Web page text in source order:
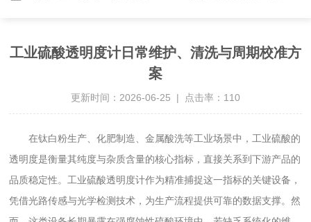
工业硫酸透明度计日常维护、清洗与周期校准方
案
更新时间：2026-06-25 | 点击率：110
在钛白粉生产、化肥制造、金属酸洗等工业场景中，工业硫酸的
透明度是衡量其纯度与杂质含量的核心指标，直接关系到下游产品的
品质稳定性。工业硫酸透明度计作为精准捕捉这一指标的关键设备，
凭借光路传感与光学检测技术，为生产流程提供可靠的数据支撑。然